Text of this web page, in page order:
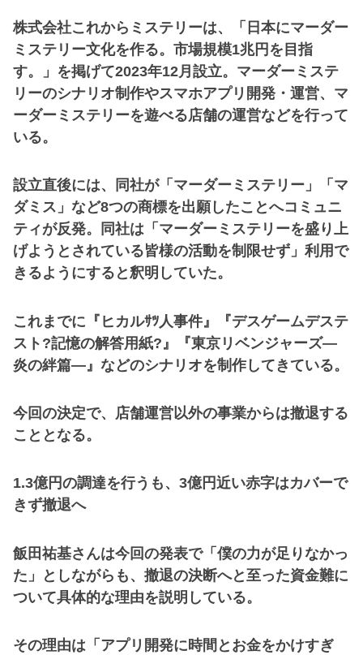
株式会社これからミステリーは、「日本にマーダー
ミステリー文化を作る。市場規模1兆円を目指
す。」を掲げて2023年12月設立。マーダーミステ
リーのシナリオ制作やスマホアプリ開発・運営、マ
ーダーミステリーを遊べる店舗の運営などを行って
いる。
設立直後には、同社が「マーダーミステリー」「マ
ダミス」など8つの商標を出願したことへコミュニ
ティが反発。同社は「マーダーミステリーを盛り上
げようとされている皆様の活動を制限せず」利用で
きるようにすると釈明していた。
これまでに『ヒカルｻﾂ人事件』『デスゲームデステ
スト?記憶の解答用紙?』『東京リベンジャーズ―
炎の絆篇―』などのシナリオを制作してきている。
今回の決定で、店舗運営以外の事業からは撤退する
こととなる。
1.3億円の調達を行うも、3億円近い赤字はカバーで
きず撤退へ
飯田祐基さんは今回の発表で「僕の力が足りなかっ
た」としながらも、撤退の決断へと至った資金難に
ついて具体的な理由を説明している。
その理由は「アプリ開発に時間とお金をかけすぎ